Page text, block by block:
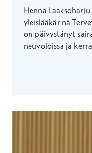
Henna
yleislääkärinä
on päivystänyt
neuvoloissa ja